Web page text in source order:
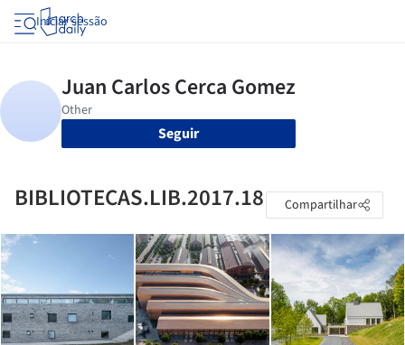
Iniciar sessão
Seguir
BIBLIOTECAS.LIB.2017.18 Compartilhar